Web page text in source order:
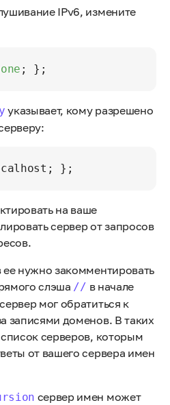
IPv6, измените
указывает, кому разрешено
на ваше
сервер от запросов
ее нужно закомментировать
слэша // в начале
мог обратиться к
записями доменов. В таких
серверов, которым
от вашего сервера имен
сервер имен может